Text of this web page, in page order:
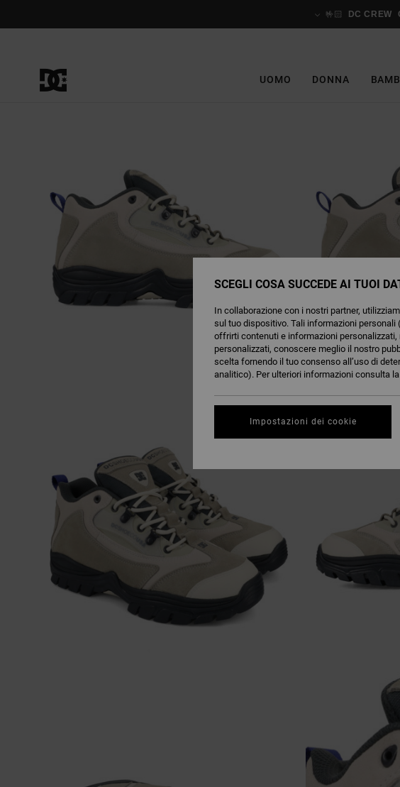
🤟🏻 DC CREW
UOMO DONNA
SCEGLI COSA SUCCEDE AI TUOI
In collaborazione con i nostri partner,
sul tuo dispositivo. Tali informazioni personali
offrirti contenuti e informazioni
personalizzati, conoscere meglio il nostro
scelta fornendo il tuo consenso all’uso di
analitico). Per ulteriori informazioni consulta
Impostazioni dei cookie